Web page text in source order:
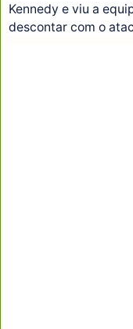
Kennedy e viu a
descontar com o